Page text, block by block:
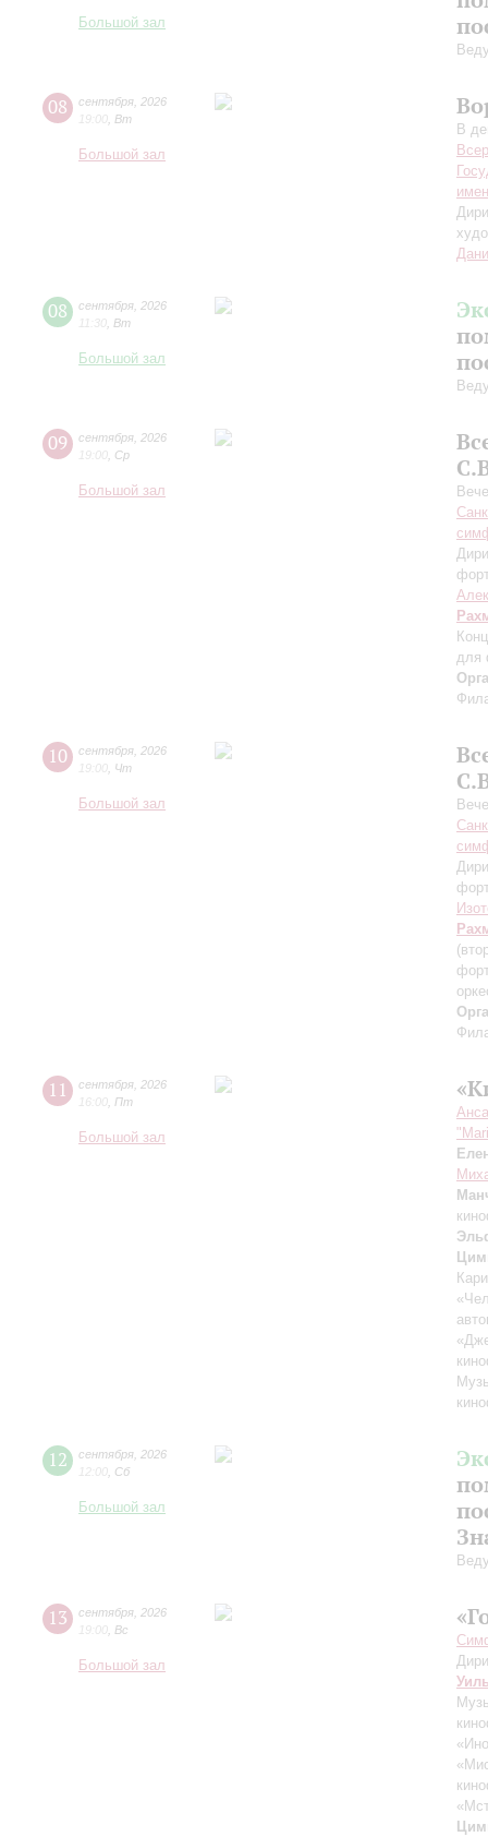
Большой зал
08 сентября 2026
19:00 Вт
Большой зал
В
08 сентября 2026
11:30 Вт
Большой зал
09 сентября 2026
19:00 Ср
Большой зал
для
10 сентября 2026
19:00 Чт
Большой зал
11 сентября 2026
16:00 Пт
Большой зал
12 сентября 2026
12:00 Сб
Большой зал
13 сентября 2026
19:00 Вс
Большой зал